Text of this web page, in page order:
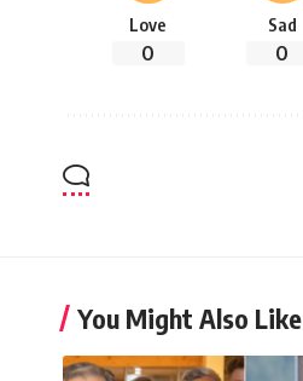
Love
0
Sad
0
You Might Also Like